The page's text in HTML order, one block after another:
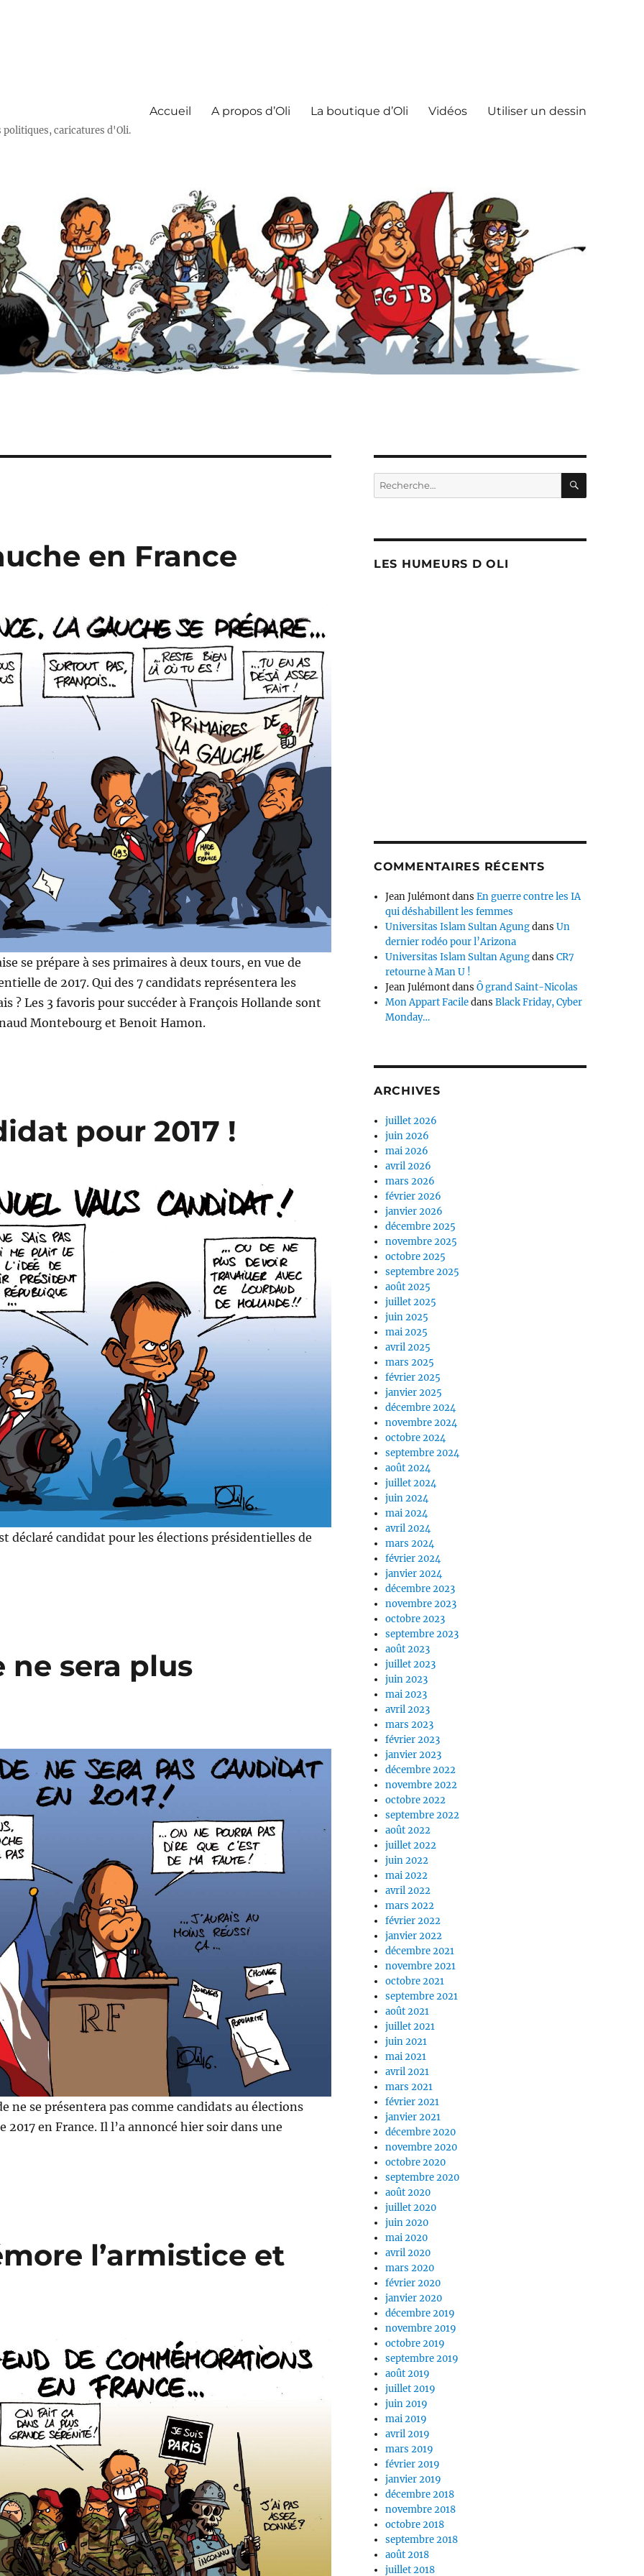
caricatures d'Oli.
Accueil A propos d’Oli La boutique d’Oli Vidéos Utiliser un dessin
en France
se prépare à ses primaires à deux tours, en vue de
de 2017. Qui des 7 candidats représentera les
? Les 3 favoris pour succéder à François Hollande sont
Montebourg et Benoit Hamon.
pour 2017 !
déclaré candidat pour les élections présidentielles de
ne sera plus
ne se présentera pas comme candidats au élections
2017 en France. Il l’a annoncé hier soir dans une
l’armistice et
Recherche
pour :
LES HUMEURS D OLI
COMMENTAIRES RÉCENTS
Jean JulémontdansEn guerre contre les IA
qui déshabillent les femmes
Universitas Islam Sultan AgungdansUn
dernier rodéo pour l’Arizona
Universitas Islam Sultan AgungdansCR7
retourne à Man U !
Jean JulémontdansÔ grand Saint-Nicolas
Mon Appart FaciledansBlack Friday, Cyber
Monday…
ARCHIVES
juillet 2026
juin 2026
mai 2026
avril 2026
mars 2026
février 2026
janvier 2026
décembre 2025
novembre 2025
octobre 2025
septembre 2025
août 2025
juillet 2025
juin 2025
mai 2025
avril 2025
mars 2025
février 2025
janvier 2025
décembre 2024
novembre 2024
octobre 2024
septembre 2024
août 2024
juillet 2024
juin 2024
mai 2024
avril 2024
mars 2024
février 2024
janvier 2024
décembre 2023
novembre 2023
octobre 2023
septembre 2023
août 2023
juillet 2023
juin 2023
mai 2023
avril 2023
mars 2023
février 2023
janvier 2023
décembre 2022
novembre 2022
octobre 2022
septembre 2022
août 2022
juillet 2022
juin 2022
mai 2022
avril 2022
mars 2022
février 2022
janvier 2022
décembre 2021
novembre 2021
octobre 2021
septembre 2021
août 2021
juillet 2021
juin 2021
mai 2021
avril 2021
mars 2021
février 2021
janvier 2021
décembre 2020
novembre 2020
octobre 2020
septembre 2020
août 2020
juillet 2020
juin 2020
mai 2020
avril 2020
mars 2020
février 2020
janvier 2020
décembre 2019
novembre 2019
octobre 2019
septembre 2019
août 2019
juillet 2019
juin 2019
mai 2019
avril 2019
mars 2019
février 2019
janvier 2019
décembre 2018
novembre 2018
octobre 2018
septembre 2018
août 2018
juillet 2018